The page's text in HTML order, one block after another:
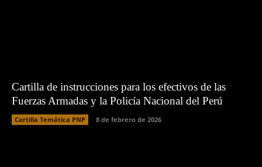
Cartilla de instrucciones para los efectivos de las
Fuerzas Armadas y la Policía Nacional del Perú
Cartilla Temática PNP 8 de febrero de 2026